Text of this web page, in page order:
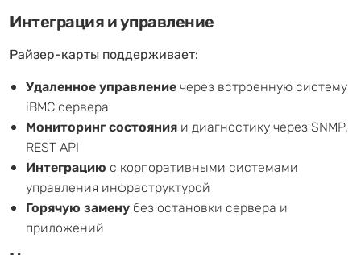
Интеграция и управление
Райзер-карты поддерживает:
Удаленное управлениечерез встроенную систему
iBMC сервера
Мониторинг состояния и диагностику через SNMP,
REST API
Интеграцию с корпоративными системами
управления инфраструктурой
Горячую замену без остановки сервера и
приложений